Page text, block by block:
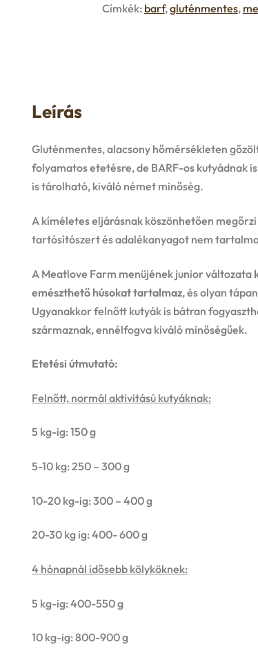
Címkék: barf,gluténmentes,
Leírás
Gluténmentes, alacsony hőmérsékleten
folyamatos etetésre, de BARF-os kutyádnak
is tárolható, kiváló német minőség.
A kíméletes eljárásnak köszönhetően
tartósítószert és adalékanyagot nem
A Meatlove Farm menüjének junior változata
emészthető húsokat tartalmaz, és olyan
Ugyanakkor felnőtt kutyák is bátran
származnak, ennélfogva kiváló minőségűek.
Etetési útmutató:
Felnőtt, normál aktivitású kutyáknak:
5 kg-ig: 150 g
5-10 kg: 250 – 300 g
10-20 kg-ig: 300 – 400 g
20-30 kg ig: 400- 600 g
4 hónapnál idősebb kölyköknek:
5 kg-ig: 400-550 g
10 kg-ig: 800-900 g